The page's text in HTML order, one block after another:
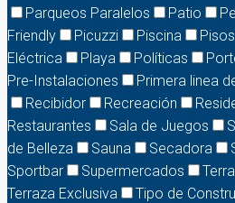
Parqueos Paralelos
Patio
Friendly
Picuzzi Piscina
Eléctrica
Playa Políticas
Pre-Instalaciones
Primera linea
Recibidor
Recreación
Restaurantes
Sala de Juegos
de Belleza
Sauna Secadora
Sportbar
Supermercados
Terraza Exclusiva
Tipo de